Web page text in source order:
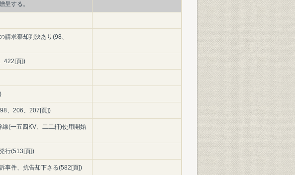
呈する。
請求棄却判決あり(98、
422[頁])
、206、207[頁])
(一五四KV、二二粁)使用開始
行(513[頁])
事件、抗告却下さる(582[頁])